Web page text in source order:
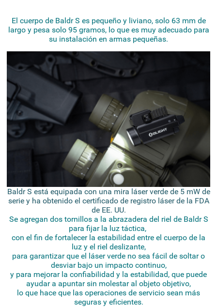
El cuerpo de Baldr S es pequeño y liviano, solo 63 mm de
largo y pesa solo 95 gramos, lo que es muy adecuado para
su instalación en armas pequeñas.
Baldr S está equipada con una mira láser verde de 5 mW de
serie y ha obtenido el certificado de registro láser de la FDA
de EE. UU.
Se agregan dos tornillos a la abrazadera del riel de Baldr S
para fijar la luz táctica,
con el fin de fortalecer la estabilidad entre el cuerpo de la
luz y el riel deslizante,
para garantizar que el láser verde no sea fácil de soltar o
desviar bajo un impacto continuo,
y para mejorar la confiabilidad y la estabilidad, que puede
ayudar a apuntar sin molestar al objeto objetivo,
lo que hace que las operaciones de servicio sean más
seguras y eficientes.